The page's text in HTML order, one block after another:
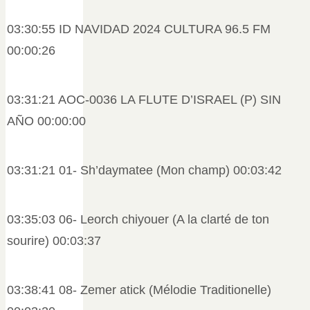
03:30:55 ID NAVIDAD 2024 CULTURA 96.5 FM
00:00:26
03:31:21 AOC-0036 LA FLUTE D’ISRAEL (P) SIN
AÑO 00:00:00
03:31:21 01- Sh’daymatee (Mon champ) 00:03:42
03:35:03 06- Leorch chiyouer (A la clarté de ton
sourire) 00:03:37
03:38:41 08- Zemer atick (Mélodie Traditionelle)